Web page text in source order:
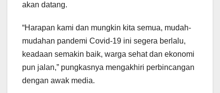
akan datang.
“Harapan kami dan mungkin kita semua, mudah-
mudahan pandemi Covid-19 ini segera berlalu,
keadaan semakin baik, warga sehat dan ekonomi
pun jalan,” pungkasnya mengakhiri perbincangan
dengan awak media.